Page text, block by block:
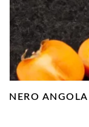
NERO ANGOLA